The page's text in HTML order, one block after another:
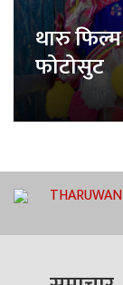
थारु फिल्म
फोटोसुट